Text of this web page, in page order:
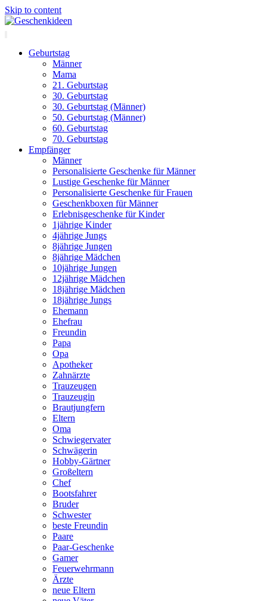
Skip to content
Geburtstag
Männer
Mama
21. Geburtstag
30. Geburtstag
30. Geburtstag (Männer)
50. Geburtstag (Männer)
60. Geburtstag
70. Geburtstag
Empfänger
Männer
Personalisierte Geschenke für Männer
Lustige Geschenke für Männer
Personalisierte Geschenke für Frauen
Geschenkboxen für Männer
Erlebnisgeschenke für Kinder
1jährige Kinder
4jährige Jungs
8jährige Jungen
8jährige Mädchen
10jährige Jungen
12jährige Mädchen
18jährige Mädchen
18jährige Jungs
Ehemann
Ehefrau
Freundin
Papa
Opa
Apotheker
Zahnärzte
Trauzeugen
Trauzeugin
Brautjungfern
Eltern
Oma
Schwiegervater
Schwägerin
Hobby-Gärtner
Großeltern
Chef
Bootsfahrer
Bruder
Schwester
beste Freundin
Paare
Paar-Geschenke
Gamer
Feuerwehrmann
Ärzte
neue Eltern